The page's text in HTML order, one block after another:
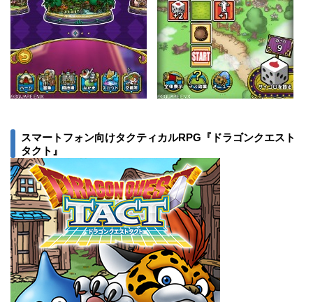
スマートフォン向けタクティカルRPG『ドラゴンクエスト
タクト』